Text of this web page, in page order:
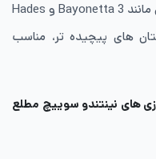
سنین بالاتر مناسب باشند مثلا بازی هایی مانند Bayonetta 3 و Hades
های پیچیده تر، مناسب
های نینتندو سوییچ مطلع